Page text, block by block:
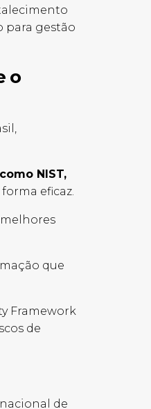
para gestão
o
NIST,
eficaz.
que
Framework
de
de